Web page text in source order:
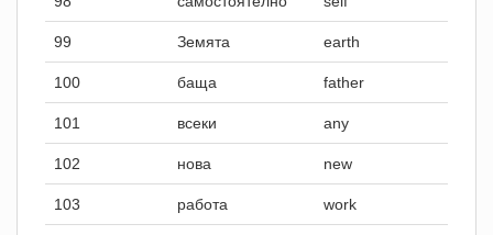
99 Земята earth
100 баща father
101 всеки any
102 нова new
103 работа work